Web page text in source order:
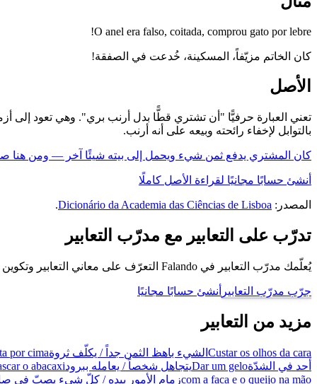
O anel era falso, coitada, comprou gato por lebre!
كان الخاتم مزيّفاً، المسكينة، خُدعت في الصفقة!
الأصل
تعني العبارة حرفيًّا "أن تشتري قطًّا بدل أرنب بري". وهي تعود إلى
بالتوابل لإخفاء رائحته وبيعه على أنه أرنب.
كان المشتري يدفع ثمن شيء ويحمل إلى بيته شيئًا آخر — ومن هنا
أنشئ حسابًا مجانيًا لقراءة الأصل كاملًا
المصدر: Dicionário da Academia das Ciências de Lisboa
.
تدرّب على التعابير مع مدرّب التعابير
يُعلّمك مدرّب التعابير في Falando التعرّف على معاني التعابير وتكوين جُمل باستخدامها، كي تتحدّث كبرازيلي.
جرّب مدرّب التعابير أنشئ حسابًا مجانيًا
مزيد من التعابير
Custar os olhos da cara الشيء باهظ الثمن جداً / يكلّف ثروةpor cima
أحد في الشدّةDar um geloيتجاهل شخصاً / يعامله ببرودo abacaxi
com a faca e o queijo na mãoزمام الأمور بيده / كلّ شيء يصبّ في